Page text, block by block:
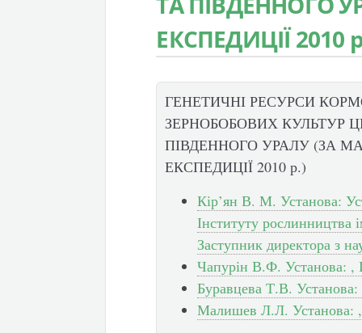
ЕКСПЕДИЦІЇ 2010
ГЕНЕТИЧНІ РЕСУРСИ
ЗЕРНОБОБОВИХ КУЛЬТУР
ПІВДЕННОГО УРАЛУ (ЗА
ЕКСПЕДИЦІЇ 2010 р.)
Кір’ян В. М. Установа:
Інституту
Заступник директора з
Чапурін В.Ф. Установа: ,
Буравцева Т.В.
Малишев Л.Л. Установа: